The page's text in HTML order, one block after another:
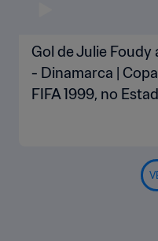
Gol de Julie Foudy
- Dinamarca |
FIFA 1999, no